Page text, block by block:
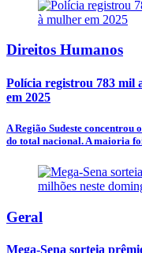
Direitos Humanos
Polícia registrou 783 mil
em 2025
A Região Sudeste
do total nacional. A maioria
Geral
Mega-Sena sorteia